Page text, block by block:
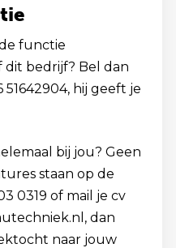
functie
bedrijf? Bel dan
51642904, hij geeft je
bij jou? Geen
staan op de
0319 of mail je cv
dan
naar jouw